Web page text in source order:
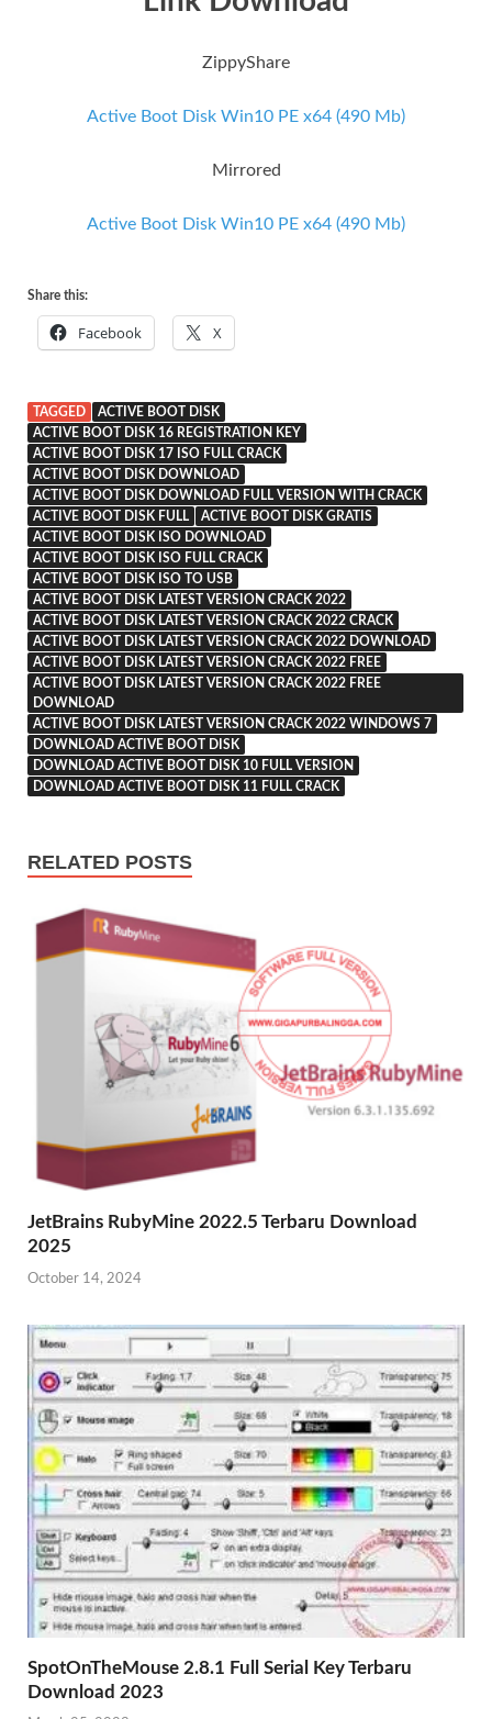
ZippyShare
Active Boot Disk Win10 PE x64 (490 Mb)
Mirrored
Active Boot Disk Win10 PE x64 (490 Mb)
Share this:
Facebook X
TAGGED
ACTIVE BOOT DISK
ACTIVE BOOT DISK 16 REGISTRATION KEY
ACTIVE BOOT DISK 17 ISO FULL CRACK
ACTIVE BOOT DISK DOWNLOAD
ACTIVE BOOT DISK DOWNLOAD FULL VERSION WITH CRACK
ACTIVE BOOT DISK FULL
ACTIVE BOOT DISK GRATIS
ACTIVE BOOT DISK ISO DOWNLOAD
ACTIVE BOOT DISK ISO FULL CRACK
ACTIVE BOOT DISK ISO TO USB
ACTIVE BOOT DISK LATEST VERSION CRACK 2022
ACTIVE BOOT DISK LATEST VERSION CRACK 2022 CRACK
ACTIVE BOOT DISK LATEST VERSION CRACK 2022 DOWNLOAD
ACTIVE BOOT DISK LATEST VERSION CRACK 2022 FREE
ACTIVE BOOT DISK LATEST VERSION CRACK 2022 FREE
DOWNLOAD
ACTIVE BOOT DISK LATEST VERSION CRACK 2022 WINDOWS 7
DOWNLOAD ACTIVE BOOT DISK
DOWNLOAD ACTIVE BOOT DISK 10 FULL VERSION
DOWNLOAD ACTIVE BOOT DISK 11 FULL CRACK
RELATED POSTS
JetBrains RubyMine 2022.5 Terbaru Download
2025
October 14, 2024
SpotOnTheMouse 2.8.1 Full Serial Key Terbaru
Download 2023